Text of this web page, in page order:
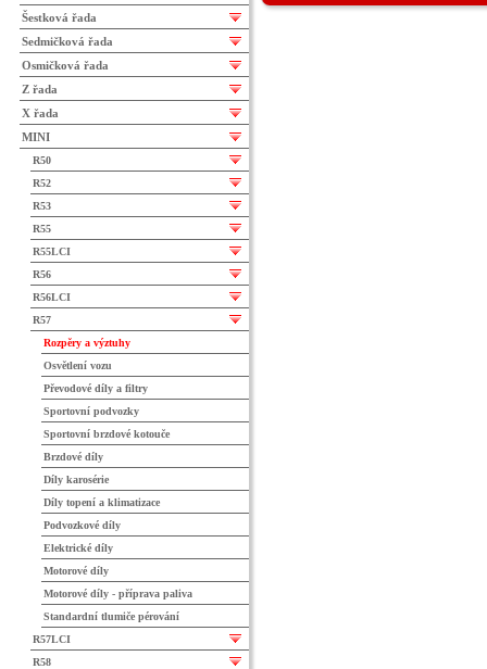
Šestková řada
Sedmičková řada
Osmičková řada
Z řada
X řada
MINI
R50
R52
R53
R55
R55LCI
R56
R56LCI
R57
Rozpěry a výztuhy
Osvětlení vozu
Převodové díly a filtry
Sportovní podvozky
Sportovní brzdové kotouče
Brzdové díly
Díly karosérie
Díly topení a klimatizace
Podvozkové díly
Elektrické díly
Motorové díly
Motorové díly - příprava paliva
Standardní tlumiče pérování
R57LCI
R58